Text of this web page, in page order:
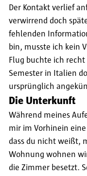
Der Kontakt verlief
verwirrend doch
fehlenden
bin, musste ich kein
Flug buchte ich
Semester in Italien
ursprünglich
Die Unterkunft
Während meines
mir im Vorhinein
dass du nicht weißt,
Wohnung wohnen
die Zimmer besetzt.